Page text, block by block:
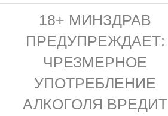
18+ МИНЗДРАВ
ПРЕДУПРЕЖДАЕТ:
ЧРЕЗМЕРНОЕ
УПОТРЕБЛЕНИЕ
АЛКОГОЛЯ ВРЕДИТ